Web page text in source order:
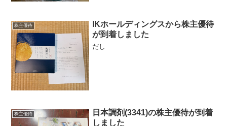
株主優待
IKホールディングスから株主優待
が到着しました
だし
株主優待
日本調剤(3341)の株主優待が到着
しました